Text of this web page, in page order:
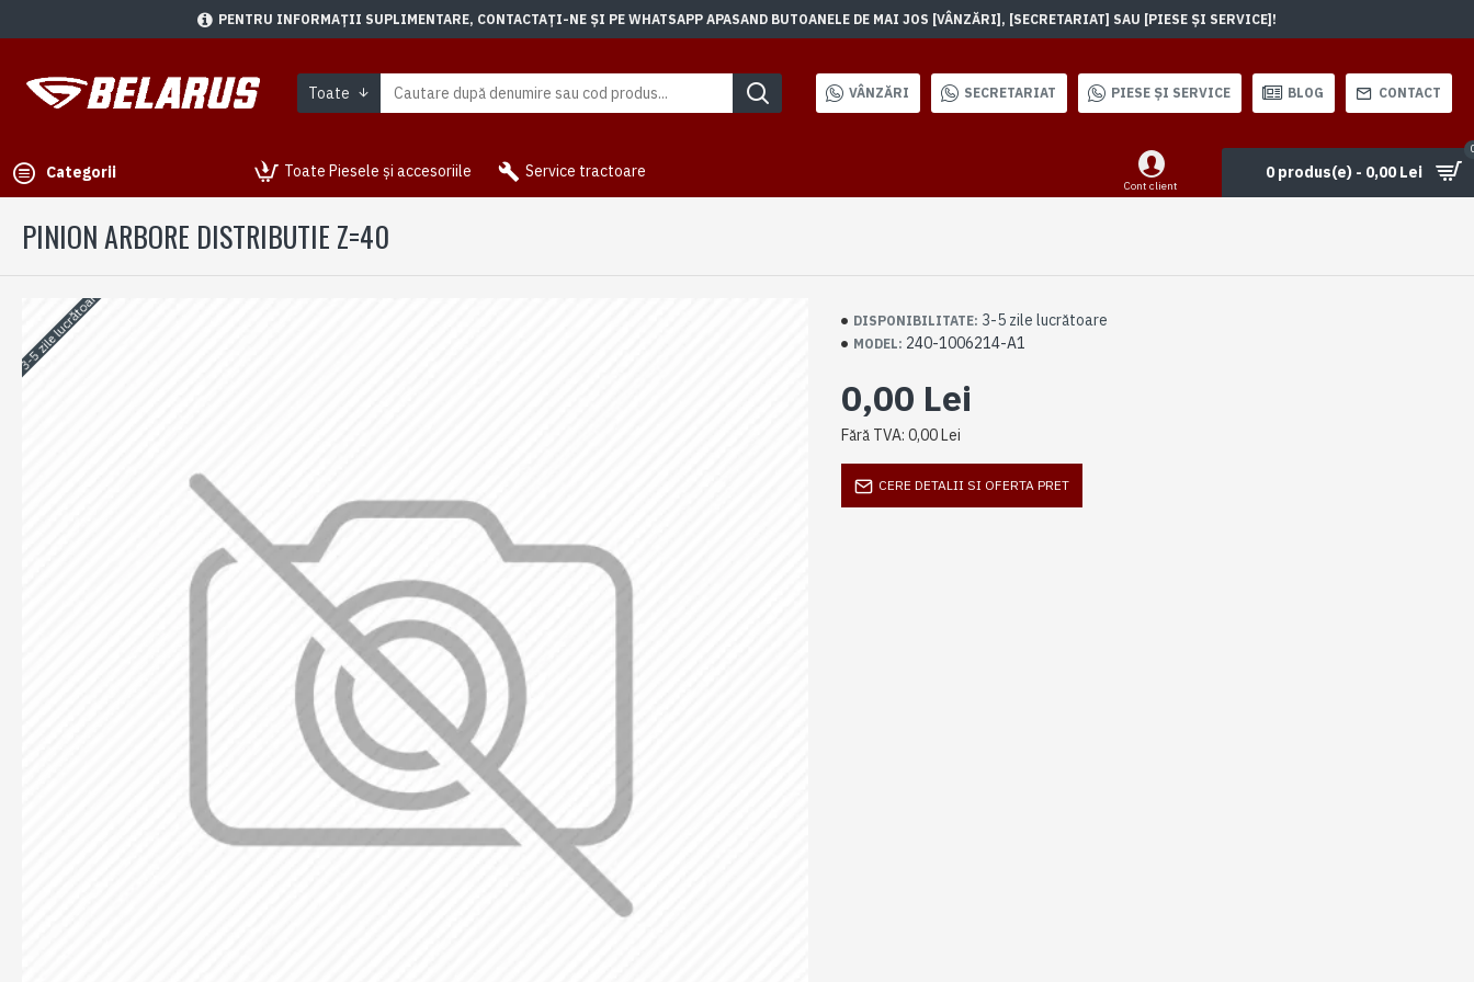
PENTRU INFORMAȚII SUPLIMENTARE, CONTACTAȚI-NE ȘI PE WHATSAPP APASAND BUTOANELE DE MAI JOS [VÂNZĂRI], [SECRETARIAT] SAU [PIESE ȘI SERVICE]!
Toate VÂNZĂRI SECRETARIAT PIESE ȘI SERVICE BLOG CONTACT
Categorii Toate Piesele și accesoriile Service tractoare
Cont client
0 produs(e) - 0,00 Lei
PINION ARBORE DISTRIBUTIE Z=40
3-5 zile lucrătoare DISPONIBILITATE: 3-5 zile lucrătoare
MODEL: 240-1006214-A1
0,00 Lei
Fără TVA: 0,00 Lei
CERE DETALII SI OFERTA PRET